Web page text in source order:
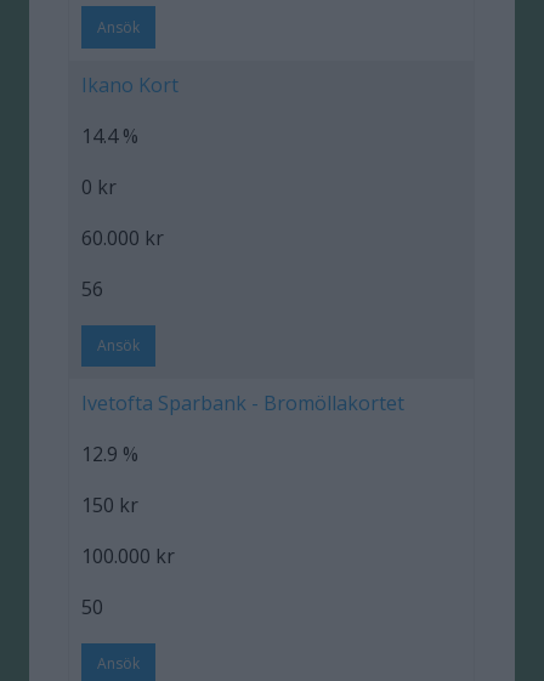
Ansök
Ikano Kort
14.4 %
0 kr
60.000 kr
56
Ansök
Ivetofta Sparbank - Bromöllakortet
12.9 %
150 kr
100.000 kr
50
Ansök